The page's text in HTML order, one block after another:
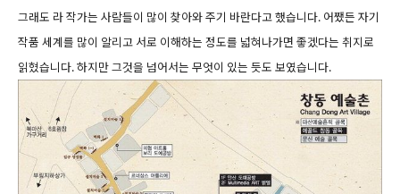
그래도 라 작가는 사람들이 많이 찾아와 주기 바란다고 했습니다. 어쨌든 자기
작품 세계를 많이 알리고 서로 이해하는 정도를 넓혀나가면 좋겠다는 취지로
읽혔습니다. 하지만 그것을 넘어서는 무엇이 있는 듯도 보였습니다.